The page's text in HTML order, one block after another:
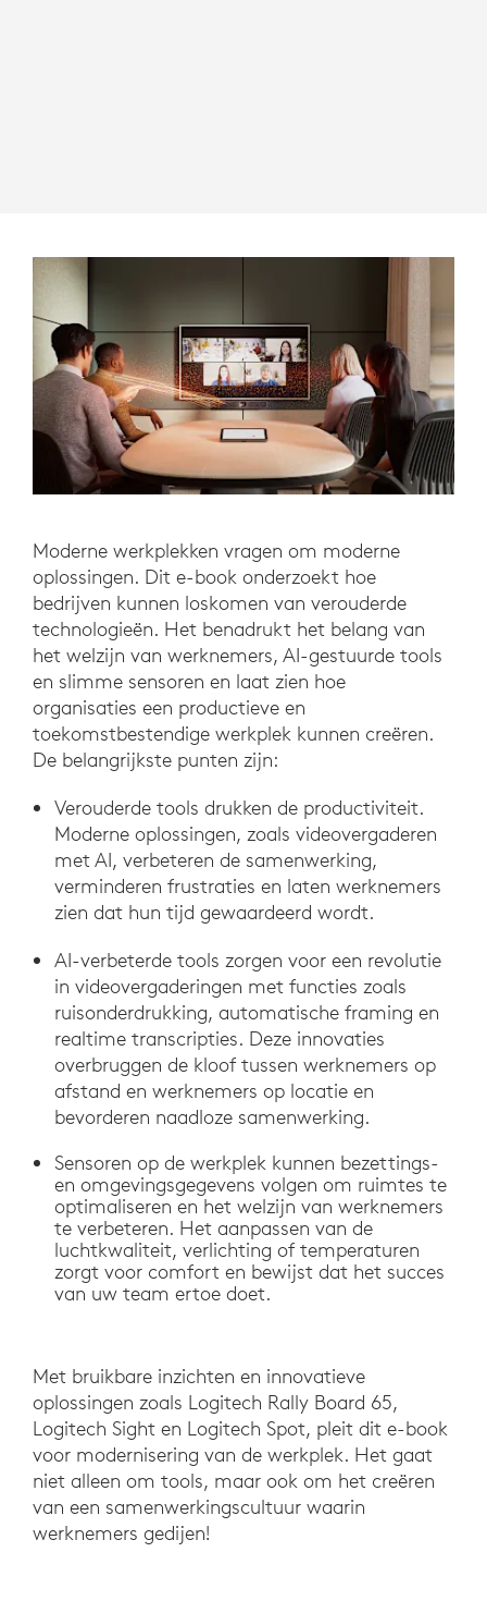
Moderne werkplekken vragen om moderne
oplossingen. Dit e-book onderzoekt hoe
bedrijven kunnen loskomen van verouderde
technologieën. Het benadrukt het belang van
het welzijn van werknemers, AI-gestuurde tools
en slimme sensoren en laat zien hoe
organisaties een productieve en
toekomstbestendige werkplek kunnen creëren.
De belangrijkste punten zijn:
Verouderde tools drukken de productiviteit.
Moderne oplossingen, zoals videovergaderen
met AI, verbeteren de samenwerking,
verminderen frustraties en laten werknemers
zien dat hun tijd gewaardeerd wordt.
AI-verbeterde tools zorgen voor een revolutie
in videovergaderingen met functies zoals
ruisonderdrukking, automatische framing en
realtime transcripties. Deze innovaties
overbruggen de kloof tussen werknemers op
afstand en werknemers op locatie en
bevorderen naadloze samenwerking.
Sensoren op de werkplek kunnen bezettings-
en omgevingsgegevens volgen om ruimtes te
optimaliseren en het welzijn van werknemers
te verbeteren. Het aanpassen van de
luchtkwaliteit, verlichting of temperaturen
zorgt voor comfort en bewijst dat het succes
van uw team ertoe doet.
Met bruikbare inzichten en innovatieve
oplossingen zoals Logitech Rally Board 65,
Logitech Sight en Logitech Spot, pleit dit e-book
voor modernisering van de werkplek. Het gaat
niet alleen om tools, maar ook om het creëren
van een samenwerkingscultuur waarin
werknemers gedijen!